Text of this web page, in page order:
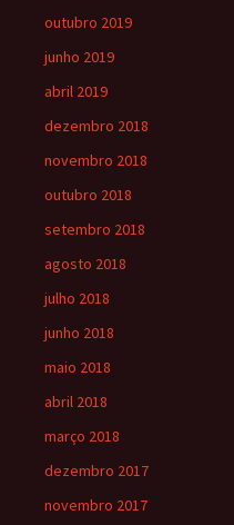
outubro 2019
junho 2019
abril 2019
dezembro 2018
novembro 2018
outubro 2018
setembro 2018
agosto 2018
julho 2018
junho 2018
maio 2018
abril 2018
março 2018
dezembro 2017
novembro 2017